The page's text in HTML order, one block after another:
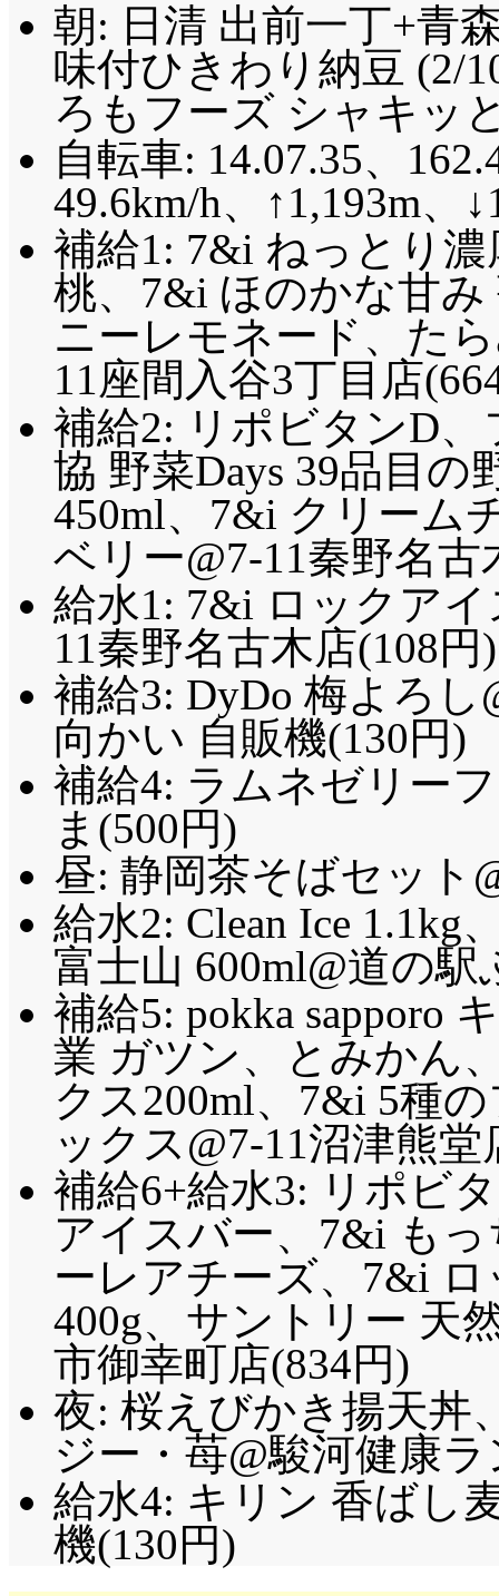
朝: 日清 出前一丁+青
味付ひきわり納豆 (2/
ろもフーズ シャキッ
自転車: 14.07.35、
49.6km/h、↑1,193m、
補給1: 7&i ねっとり
桃、7&i ほのかな甘
ニーレモネード、た
11座間入谷3丁目店
補給2: リポビタンD
協 野菜Days 39品目の
450ml、7&i クリーム
ベリー@7-11秦野名古
給水1: 7&i ロックア
11秦野名古木店(108円)
補給3: DyDo 梅よろ
向かい 自販機(130円)
補給4: ラムネゼリー
ま(500円)
昼: 静岡茶そばセット
給水2: Clean Ice 1.1kg
富士山 600ml@道の
補給5: pokka sapporo
業 ガツン、とみかん
クス200ml、7&i 5種
ックス@7-11沼津熊堂
補給6+給水3: リポビ
アイスバー、7&i も
ーレアチーズ、7&i
400g、サントリー 天
市御幸町店(834円)
夜: 桜えびかき揚天丼
ジー・苺@駿河健康
給水4: キリン 香ばし
機(130円)